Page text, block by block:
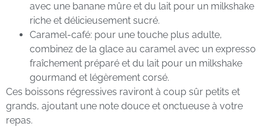
avec une banane mûre et du lait pour un milkshake
riche et délicieusement sucré.
Caramel-café: pour une touche plus adulte,
combinez de la glace au caramel avec un expresso
fraîchement préparé et du lait pour un milkshake
gourmand et légèrement corsé.
Ces boissons régressives raviront à coup sûr petits et
grands, ajoutant une note douce et onctueuse à votre
repas.